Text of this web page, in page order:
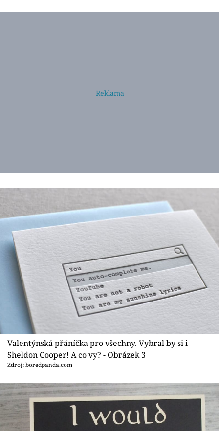
Valentýnská přáníčka pro všechny. Vybral by si i
Sheldon Cooper! A co vy? - Obrázek 3
Zdroj: boredpanda.com